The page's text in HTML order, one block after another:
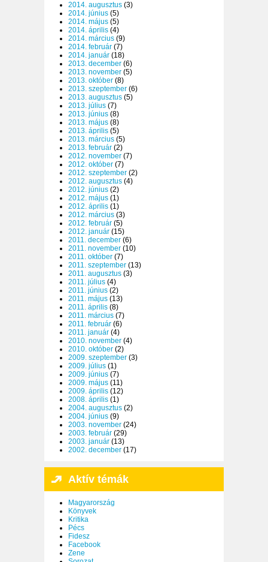
2014. augusztus (3)
2014. június (5)
2014. május (5)
2014. április (4)
2014. március (9)
2014. február (7)
2014. január (18)
2013. december (6)
2013. november (5)
2013. október (8)
2013. szeptember (6)
2013. augusztus (5)
2013. július (7)
2013. június (8)
2013. május (8)
2013. április (5)
2013. március (5)
2013. február (2)
2012. november (7)
2012. október (7)
2012. szeptember (2)
2012. augusztus (4)
2012. június (2)
2012. május (1)
2012. április (1)
2012. március (3)
2012. február (5)
2012. január (15)
2011. december (6)
2011. november (10)
2011. október (7)
2011. szeptember (13)
2011. augusztus (3)
2011. július (4)
2011. június (2)
2011. május (13)
2011. április (8)
2011. március (7)
2011. február (6)
2011. január (4)
2010. november (4)
2010. október (2)
2009. szeptember (3)
2009. július (1)
2009. június (7)
2009. május (11)
2009. április (12)
2008. április (1)
2004. augusztus (2)
2004. június (9)
2003. november (24)
2003. február (29)
2003. január (13)
2002. december (17)
Aktív témák
Magyarország
Könyvek
Kritika
Pécs
Fidesz
Facebook
Zene